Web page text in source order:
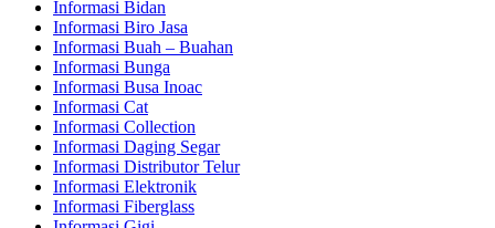
Informasi Bidan
Informasi Biro Jasa
Informasi Buah – Buahan
Informasi Bunga
Informasi Busa Inoac
Informasi Cat
Informasi Collection
Informasi Daging Segar
Informasi Distributor Telur
Informasi Elektronik
Informasi Fiberglass